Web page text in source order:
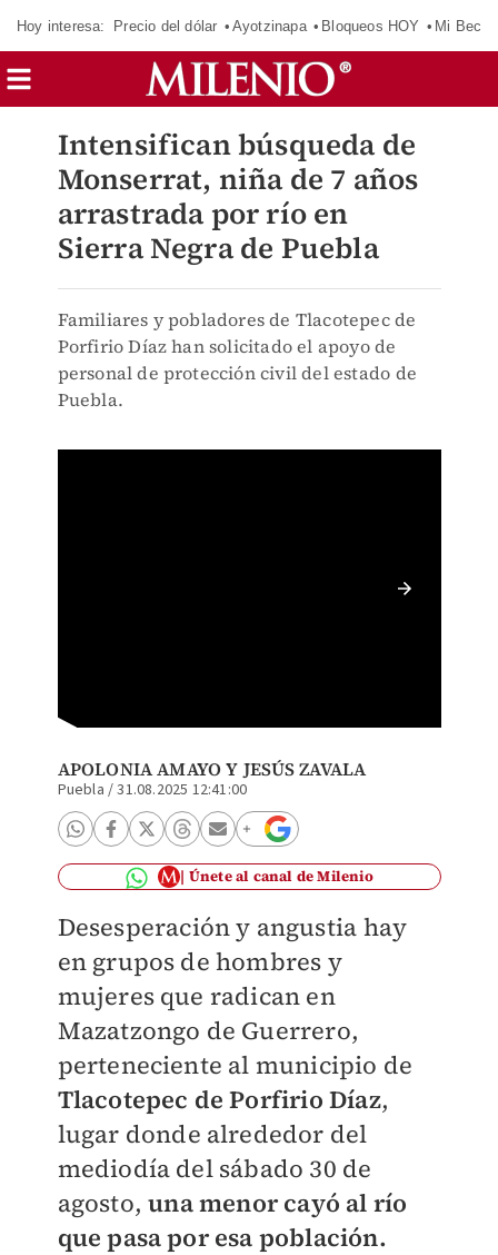
Hoy interesa: Precio del dólar Ayotzinapa Bloqueos HOY Mi Beca
Intensifican búsqueda de
Monserrat, niña de 7 años
arrastrada por río en
Sierra Negra de Puebla
Familiares y pobladores de Tlacotepec de
Porfirio Díaz han solicitado el apoyo de
personal de protección civil del estado de
Puebla.
APOLONIA AMAYO Y JESÚS ZAVALA
Puebla /31.08.2025 12:41:00
Únete al canal de Milenio
Desesperación y angustia hay
en grupos de hombres y
mujeres que radican en
Mazatzongo de Guerrero,
perteneciente al municipio de
Tlacotepec de Porfirio Díaz,
lugar donde alrededor del
mediodía del sábado 30 de
agosto,una menor cayó al río
que pasa por esa población.